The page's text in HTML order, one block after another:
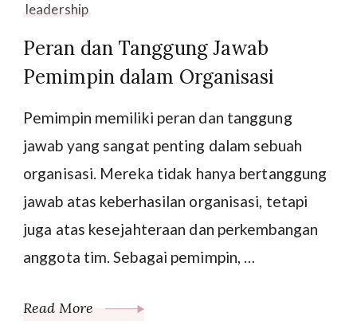
leadership
Peran dan Tanggung Jawab
Pemimpin dalam Organisasi
Pemimpin memiliki peran dan tanggung
jawab yang sangat penting dalam sebuah
organisasi. Mereka tidak hanya bertanggung
jawab atas keberhasilan organisasi, tetapi
juga atas kesejahteraan dan perkembangan
anggota tim. Sebagai pemimpin, …
Read More